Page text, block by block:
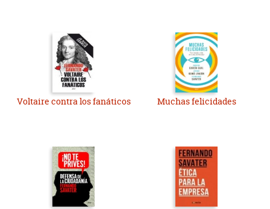
Voltaire contra los fanáticos Muchas felicidades